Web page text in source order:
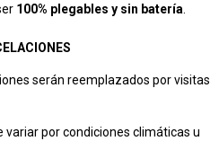
100% plegables y sin batería.
serán reemplazados por visitas
variar por condiciones climáticas u